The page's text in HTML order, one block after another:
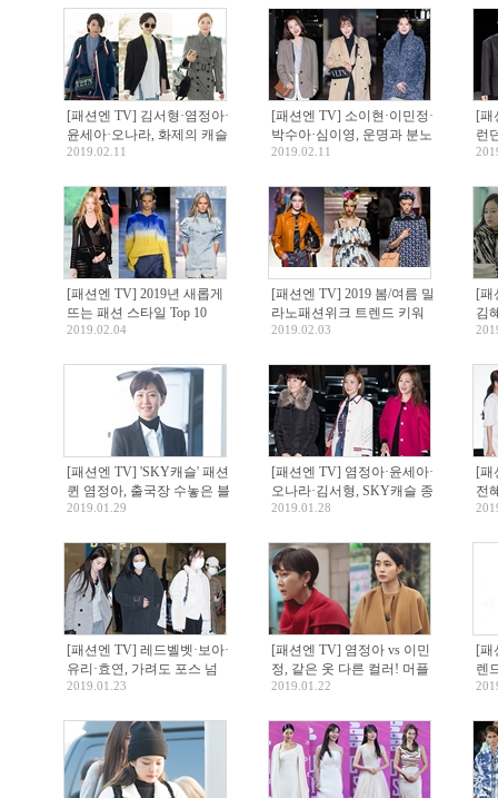
[패션엔 TV] 김서형·염정아·
윤세아·오나라, 화제의 캐슬
퀸 낭만 여행룩!
2019.02.11
[패션엔 TV] 소이현·이민정·
박수아·심이영, 운명과 분노
종방연 패션 배틀
2019.02.11
[패
런
드 7
[패션엔 TV] 2019년 새롭게
뜨는 패션 스타일 Top 10
2019.02.04
[패션엔 TV] 2019 봄/여름 밀
라노패션위크 트렌드 키워
드 7
2019.02.03
[패
김
'잇
[패션엔 TV] 'SKY캐슬' 패션
퀸 염정아, 출국장 수놓은 블
랙 롱 코트룩
2019.01.29
[패션엔 TV] 염정아·윤세아·
오나라·김서형, SKY캐슬 종
방연 패션 배틀...패션퀸은?
2019.01.28
[패
전
아
[패션엔 TV] 레드벨벳·보아·
유리·효연, 가려도 포스 넘
치는 개성만점 캐주얼룩!
2019.01.23
[패션엔 TV] 염정아 vs 이민
정, 같은 옷 다른 컬러! 머플
러 코트 어디꺼?
2019.01.22
[패
렌
리